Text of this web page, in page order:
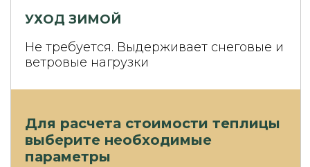
УХОД ЗИМОЙ
Не требуется. Выдерживает снеговые и
ветровые нагрузки
Для расчета стоимости теплицы
выберите необходимые
параметры